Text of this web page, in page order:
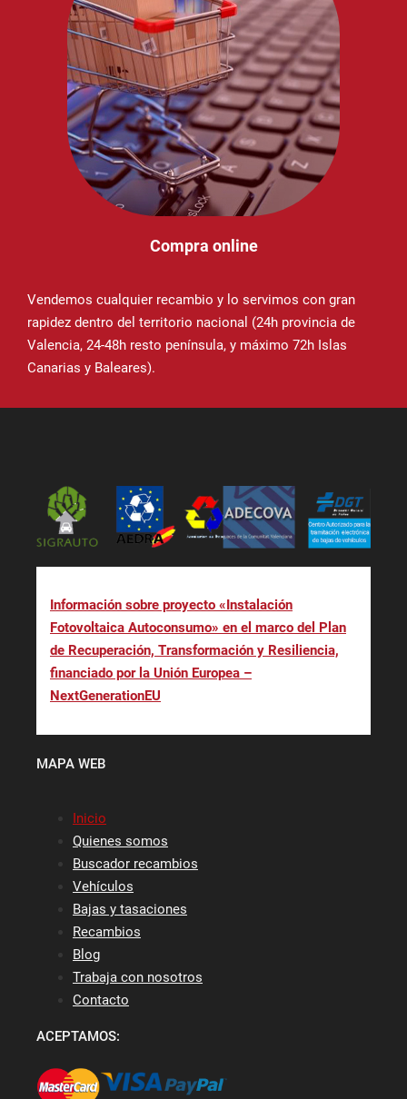
Compra online
Vendemos cualquier recambio y lo servimos con gran
rapidez dentro del territorio nacional (24h provincia de
Valencia, 24-48h resto península, y máximo 72h Islas
Canarias y Baleares).
Información sobre proyecto «Instalación
Fotovoltaica Autoconsumo» en el marco del Plan
de Recuperación, Transformación y Resiliencia,
financiado por la Unión Europea –
NextGenerationEU
MAPA WEB
Inicio
Quienes somos
Buscador recambios
Vehículos
Bajas y tasaciones
Recambios
Blog
Trabaja con nosotros
Contacto
ACEPTAMOS: